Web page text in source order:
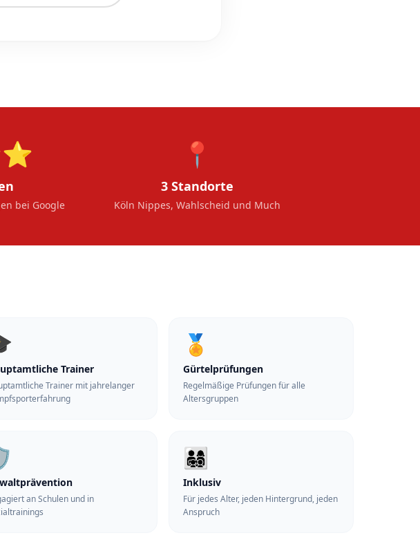
bei Google
📍
3 Standorte
Köln Nippes, Wahlscheid und Much
Trainer
Trainer mit jahrelanger
🏅
Gürtelprüfungen
Regelmäßige Prüfungen für alle
Altersgruppen
an Schulen und in
👨‍👩‍👧‍👦
Inklusiv
Für jedes Alter, jeden Hintergrund, jeden
Anspruch